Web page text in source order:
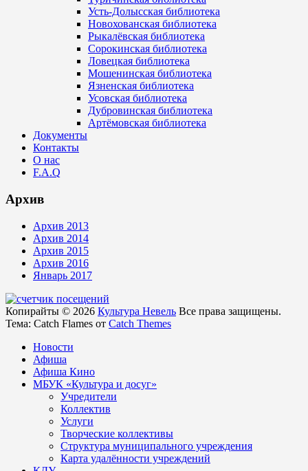
Усть-Долысская библиотека
Новохованская библиотека
Рыкалёвская библиотека
Сорокинская библиотека
Ловецкая библиотека
Мошенинская библиотека
Язненская библиотека
Усовская библиотека
Дубровинская библиотека
Артёмовская библиотека
Документы
Контакты
О нас
F.A.Q
Архив
Архив 2013
Архив 2014
Архив 2015
Архив 2016
Январь 2017
Копирайты © 2026 Культура Невель Все права защищены.
Тема: Catch Flames от Catch Themes
Новости
Афиша
Афиша Кино
МБУК «Культура и досуг»
Учредители
Коллектив
Услуги
Творческие коллективы
Структура муниципального учреждения
Карта удалённости учреждений